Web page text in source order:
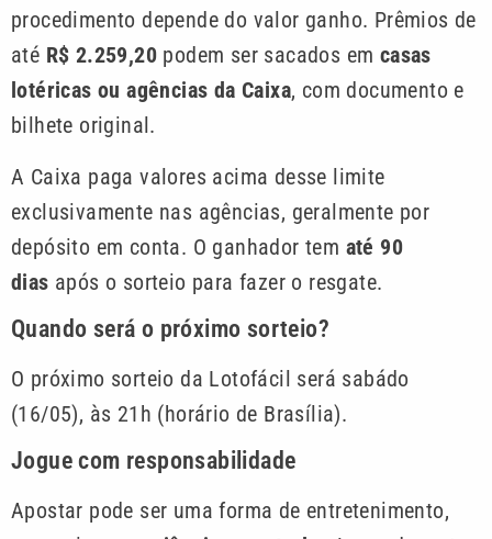
procedimento depende do valor ganho. Prêmios de
até R$ 2.259,20 podem ser sacados em casas
lotéricas ou agências da Caixa, com documento e
bilhete original.
A Caixa paga valores acima desse limite
exclusivamente nas agências, geralmente por
depósito em conta. O ganhador tem até 90
dias após o sorteio para fazer o resgate.
Quando será o próximo sorteio?
O próximo sorteio da Lotofácil será sabádo
(16/05), às 21h (horário de Brasília).
Jogue com responsabilidade
Apostar pode ser uma forma de entretenimento,